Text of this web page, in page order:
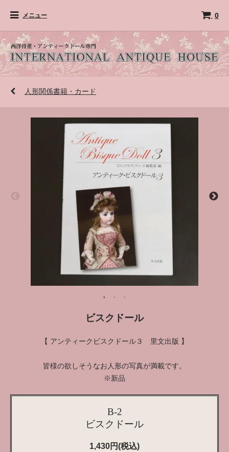
メニュー 0
人形関係書籍・カード
ビスクドール
【 アンティークビスクドール３ 里文出版 】
皆様の欲しそうなお人形の写真が満載です。
※新品
B-2
ビスクドール
1,430円(税込)